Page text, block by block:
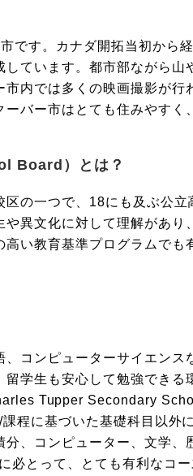
です。カナダ開拓当初から
ています。都市部ながら
内では多くの映画撮影が
バー市はとても住みやすく
Board）とは？
の一つで、18にも及ぶ公
異文化に対して理解があ
い教育基準プログラムで
コンピューターサイエン
学生も安心して勉強でき
Tupper Secondary
程に基づいた基礎科目以外
分、コンピューター、文学
とって、とても有利なコー